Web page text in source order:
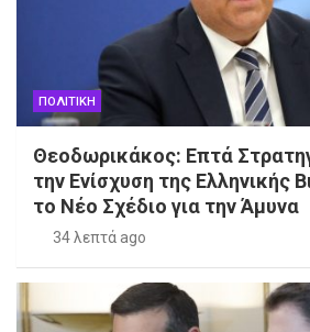
ΠΟΛΙΤΙΚΗ
Θεοδωρικάκος: Επτά
την Ενίσχυση της Ελληνικής
το Νέο Σχέδιο για την Άμυνα
34 λεπτά ago